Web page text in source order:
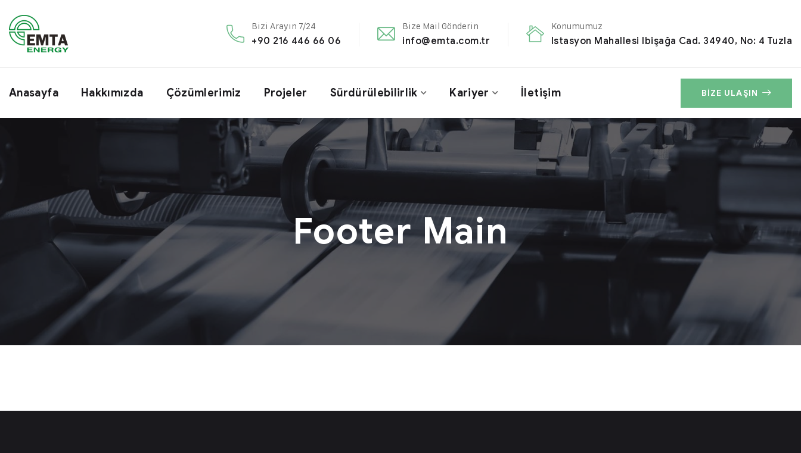
Bizi Arayın 7/24
+90 216 446 66 06
Bize Mail Gönderin
info@emta.com.tr
Konumumuz
Istasyon Mahallesi Ibişağa Cad. 34940, No: 4 Tuzla
Anasayfa Hakkımızda Çözümlerimiz Projeler Sürdürülebilirlik Kariyer İletişim BIZE ULAŞIN
Footer Main